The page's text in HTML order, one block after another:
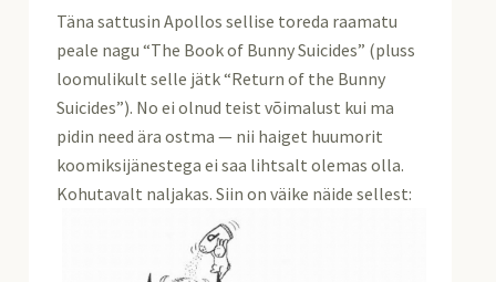
Täna sattusin Apollos sellise toreda raamatu
peale nagu “The Book of Bunny Suicides” (pluss
loomulikult selle jätk “Return of the Bunny
Suicides”). No ei olnud teist võimalust kui ma
pidin need ära ostma — nii haiget huumorit
koomiksijänestega ei saa lihtsalt olemas olla.
Kohutavalt naljakas. Siin on väike näide sellest: